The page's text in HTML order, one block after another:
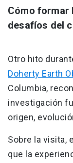
Cómo formar
desafíos del
Otro hito
Doherty Earth
Columbia,
investigación
origen,
Sobre la visita,
que la